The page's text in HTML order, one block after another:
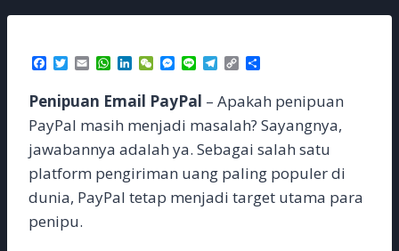
e
b
o
o
T
t
t
e
r
E
i
l
W
a
t
s
A
p
L
n
k
e
d
I
n
W
C
h
a
t
M
s
s
e
n
g
e
r
L
n
e
T
e
g
r
a
C
p
y
L
i
n
k
a
r
e
Penipuan Email PayPal – Apakah penipuan
PayPal masih menjadi masalah? Sayangnya,
jawabannya adalah ya. Sebagai salah satu
platform pengiriman uang paling populer di
dunia, PayPal tetap menjadi target utama para
penipu.